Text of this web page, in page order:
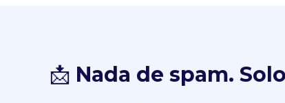
📩 Nada de spam.